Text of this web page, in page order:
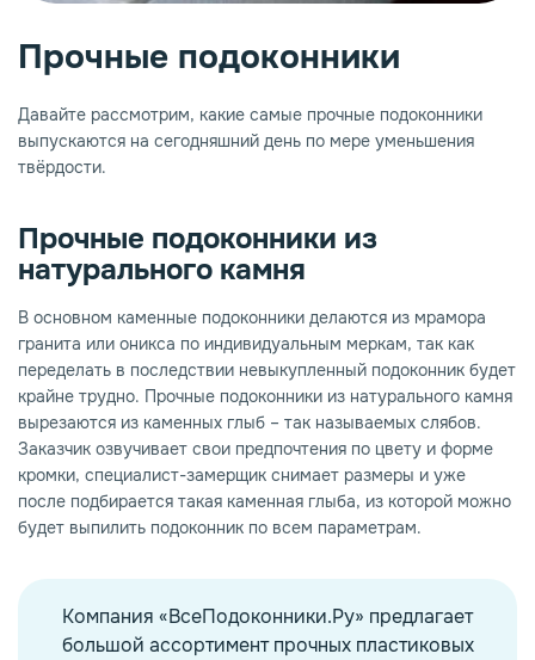
дерево
Прочные подоконники
Давайте рассмотрим, какие самые прочные подоконники
выпускаются на сегодняшний день по мере уменьшения
твёрдости.
Прочные подоконники из
натурального камня
В основном каменные подоконники делаются из мрамора
гранита или оникса по индивидуальным меркам, так как
переделать в последствии невыкупленный подоконник будет
крайне трудно. Прочные подоконники из натурального камня
вырезаются из каменных глыб – так называемых слябов.
Заказчик озвучивает свои предпочтения по цвету и форме
кромки, специалист-замерщик снимает размеры и уже
после подбирается такая каменная глыба, из которой можно
будет выпилить подоконник по всем параметрам.
Компания «ВсеПодоконники.Ру» предлагает
большой ассортимент прочных пластиковых